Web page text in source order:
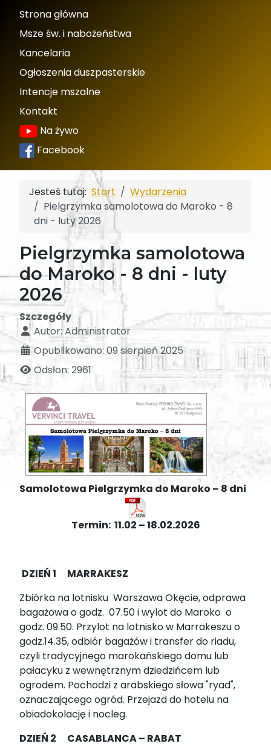
Strona główna
Msze św. i nabożeństwa
Kancelaria
Ogłoszenia duszpasterskie
Intencje mszalne
Kontakt
Na żywo
Facebook
Jesteś tutaj: Start
Wydarzenia
Pielgrzymka samolotowa do Maroko - 8
dni - luty 2026
Pielgrzymka samolotowa
do Maroko - 8 dni - luty
2026
Szczegóły
Autor: Administrator
Opublikowano: 09 sierpień 2025
Odsłon: 2961
Samolotowa Pielgrzymka do Maroko – 8 dni
Termin: 11.02 – 18.02.2026
DZIEŃ 1 MARRAKESZ
Zbiórka na lotnisku Warszawa Okęcie, odprawa
bagażowa o godz. 07.50 i wylot do Maroko o
godz. 09.50. Przylot na lotnisko w Marrakeszu o
godz.14.35, odbiór bagażów i transfer do riadu,
czyli tradycyjnego marokańskiego domu lub
pałacyku z wewnętrznym dziedzińcem lub
ogrodem. Pochodzi z arabskiego słowa "ryad",
oznaczającego ogród. Przejazd do hotelu na
obiadokolację i nocleg.
DZIEŃ 2 CASABLANCA – RABAT